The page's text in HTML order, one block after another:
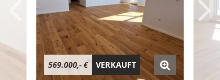
569.000,- € VERKAUFT